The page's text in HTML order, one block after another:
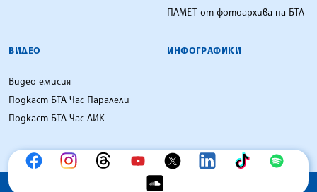
ПАМЕТ от фотоархива на БТА
ВИДЕО
Видео емисия
Подкаст БТА Час Паралели
Подкаст БТА Час ЛИК
ИНФОГРАФИКИ